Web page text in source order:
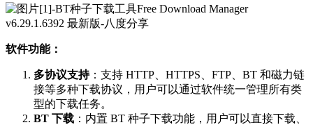
软件功能：
多协议支持：支持 HTTP、HTTPS、FTP、BT 和磁力链
接等多种下载协议，用户可以通过软件统一管理所有类
型的下载任务。
BT 下载 ：内置 BT 种子下载功能，用户可以直接下载、